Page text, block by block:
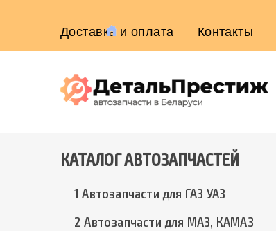
Доставка и оплата Контакты
КАТАЛОГ АВТОЗАПЧАСТЕЙ
1 Автозапчасти для ГАЗ УАЗ
2 Автозапчасти для МАЗ, КАМАЗ